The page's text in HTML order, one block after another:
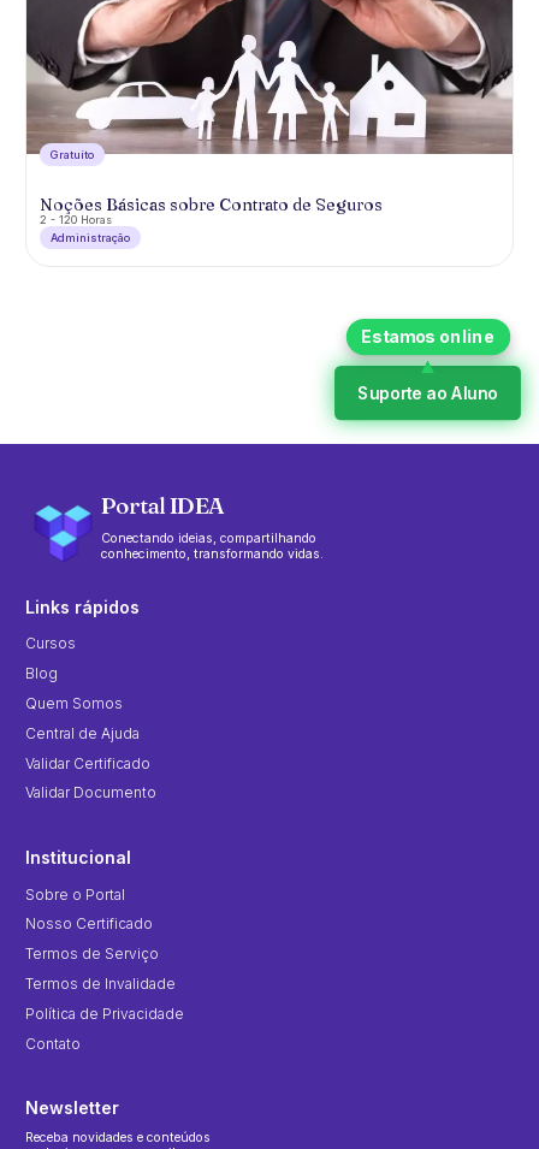
Gratuíto
Noções Básicas sobre Contrato de Seguros
2 - 120 Horas
Administração
Suporte ao Aluno
Portal IDEA
Conectando ideias, compartilhando
conhecimento, transformando vidas.
Links rápidos
Cursos
Blog
Quem Somos
Central de Ajuda
Validar Certificado
Validar Documento
Institucional
Sobre o Portal
Nosso Certificado
Termos de Serviço
Termos de Invalidade
Política de Privacidade
Contato
Newsletter
Receba novidades e conteúdos